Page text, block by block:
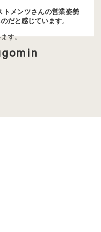
トメンツさんの営業姿勢
だと感じています。
す。